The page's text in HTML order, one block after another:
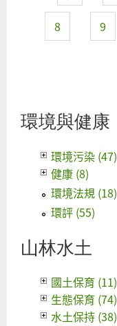
8 9
環境與健康
環境污染 (47)
健康 (8)
環境法規 (18)
環評 (55)
山林水土
國土保育 (11)
生態保育 (74)
水土保持 (38)